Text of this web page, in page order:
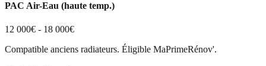
PAC Air-Eau (haute temp.)
12 000€ - 18 000€
Compatible anciens radiateurs. Éligible MaPrimeRénov'.